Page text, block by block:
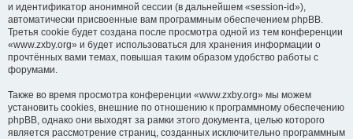
и идентификатор анонимной сессии (в дальнейшем «session-id»),
автоматически присвоенные вам программным обеспечением phpBB.
Третья cookie будет создана после просмотра одной из тем конференции
«www.zxby.org» и будет использоваться для хранения информации о
прочтённых вами темах, повышая таким образом удобство работы с
форумами.
Также во время просмотра конференции «www.zxby.org» мы можем
установить cookies, внешние по отношению к программному обеспечению
phpBB, однако они выходят за рамки этого документа, целью которого
является рассмотрение страниц, созданных исключительно программным